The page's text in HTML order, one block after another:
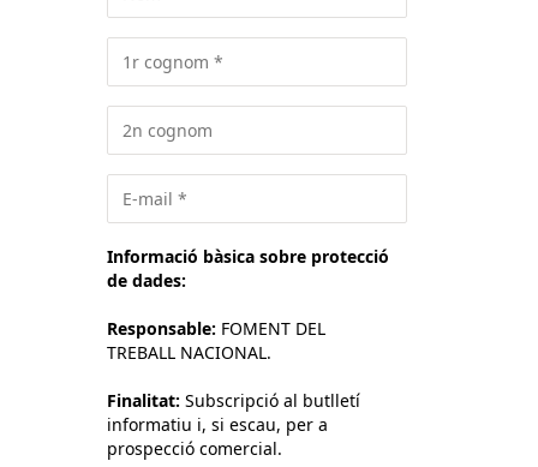
Informació bàsica sobre protecció
de dades:
Responsable: FOMENT DEL
TREBALL NACIONAL.
Finalitat: Subscripció al butlletí
informatiu i, si escau, per a
prospecció comercial.